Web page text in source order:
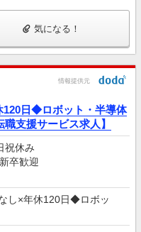
気になる！
情報提供元
120日◆ロボット・半導体
支援サービス求人】
祝休み
卒歓迎
し×年休120日◆ロボッ